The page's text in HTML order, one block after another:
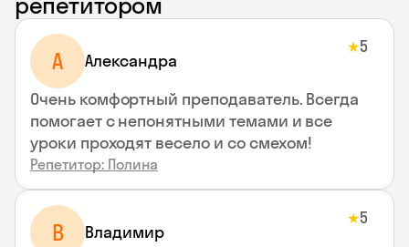
A Aлександра
★5
Очень комфортный преподаватель. Всегда
помогает с непонятными темами и все
уроки проходят весело и со смехом!
Репетитор: Полина
В Владимир
★5